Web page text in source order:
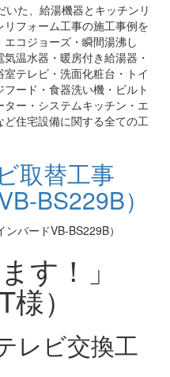
た、給湯機器とキッチンリ
フォーム工事の施工事例を
コジョーズ・瞬間湯沸し
温水器・暖房付き給湯器・
テレビ・洗面化粧台・トイ
ード・食器洗い機・ビルト
ー・システムキッチン・エ
住宅設備に関する全ての工
取替工事
BS229B）
す！」
）
レビ交換工